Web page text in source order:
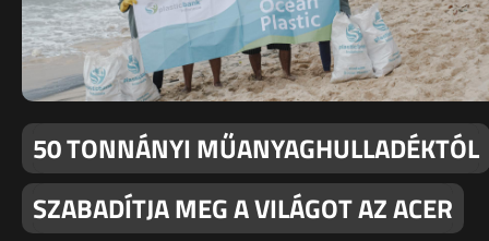
50 TONNÁNYI MŰANYAGHULLADÉKTÓL
SZABADÍTJA MEG A VILÁGOT AZ ACER